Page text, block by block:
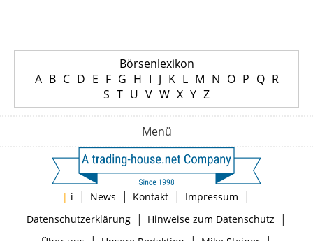
Börsenlexikon
A B C D E F G H I J K L M N O P Q R
S T U V W X Y Z
Menü
| i | News | Kontakt | Impressum |
Datenschutzerklärung| Hinweise zum Datenschutz |